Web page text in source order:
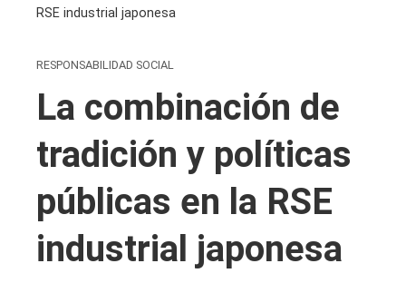
RSE industrial japonesa
RESPONSABILIDAD SOCIAL
La combinación de
tradición y políticas
públicas en la RSE
industrial japonesa